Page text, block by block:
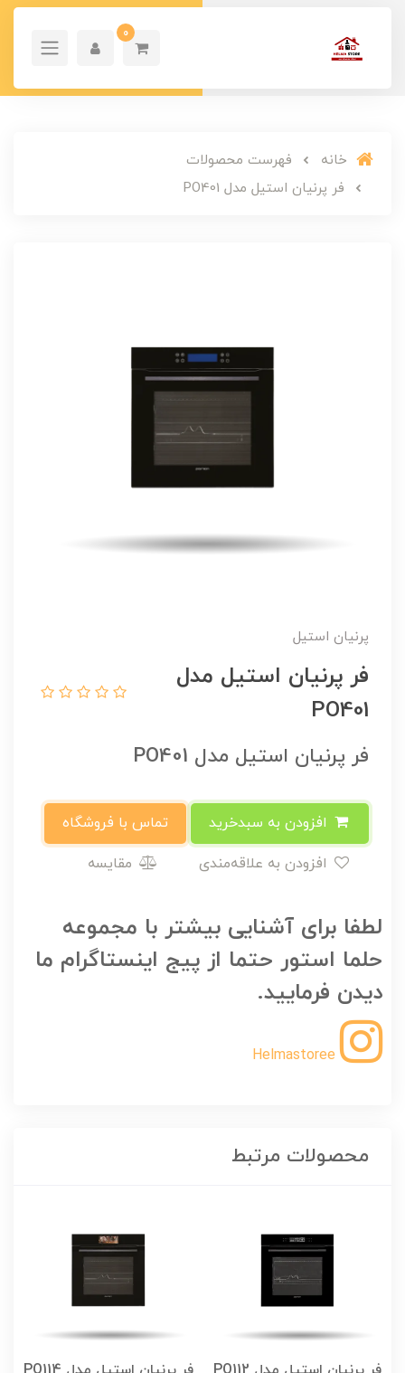
0
خانه
فهرست محصولات
فر پرنیان استیل مدل PO401
پرنیان استیل
فر پرنیان استیل مدل
PO401
فر پرنیان استیل مدل PO401
تماس با فروشگاه
مقایسه
لطفا برای آشنایی بیشتر با مجموعه
حلما استور حتما از پیج اینستاگرام ما
دیدن فرمایید.
Helmastoree
محصولات مرتبط